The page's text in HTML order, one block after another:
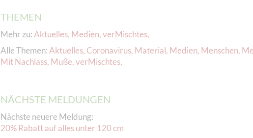
THEMEN
Mehr zu:Aktuelles, Medien,verMischtes,
Alle Themen:Aktuelles, Coronavirus, Material, Medien, Menschen,
Mit Nachlass, Muße,verMischtes,
NÄCHSTE MELDUNGEN
Nächste neuere Meldung:
20% Rabatt auf alles unter 120 cm